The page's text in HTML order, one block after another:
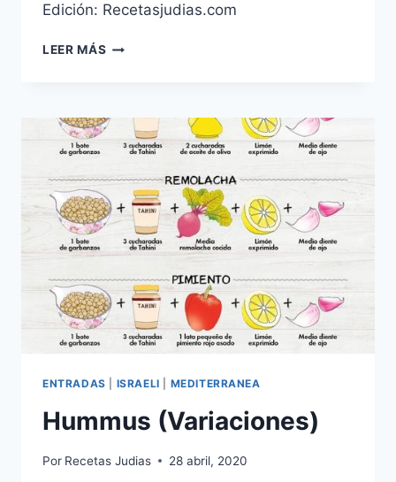
Edición: Recetasjudias.com
LEER MÁS PITA
ENTRADAS ISRAELI MEDITERRANEA
Hummus (Variaciones)
Por Recetas Judias 28 abril, 2020